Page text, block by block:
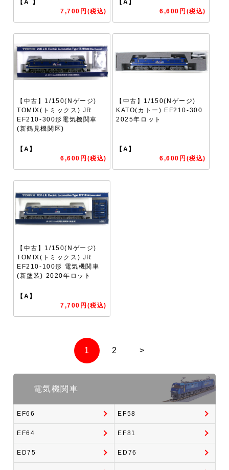
【A´】
7,700円(税込)
【A】
6,600円(税込)
【中古】1/150(Nゲージ)
TOMIX(トミックス) JR
EF210-300形電気機関車
(新鶴見機関区)
【A】
6,600円(税込)
【中古】1/150(Nゲージ)
KATO(カトー) EF210-300
2025年ロット
【A】
6,600円(税込)
【中古】1/150(Nゲージ)
TOMIX(トミックス) JR
EF210-100形 電気機関車
(新塗装) 2020年ロット
【A】
7,700円(税込)
1 2 >
電気機関車
EF66 EF58
EF64 EF81
ED75 ED76